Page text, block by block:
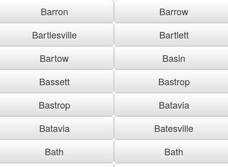
Barron
Barrow
Bartlesville
Bartlett
Bartow
Basin
Bassett
Bastrop
Bastrop
Batavia
Batavia
Batesville
Bath
Bath